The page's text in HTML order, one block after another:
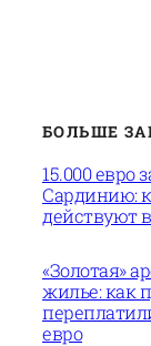
БОЛЬШЕ
15.000 евро
Сардинию:
действуют
«Золотая»
жилье: как
евро